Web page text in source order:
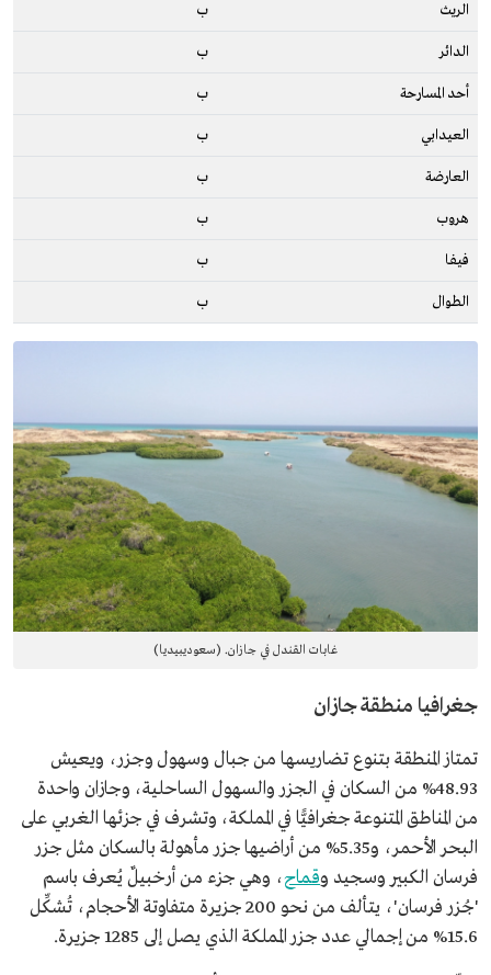
الريث ب
الدائر ب
أحد المسارحة ب
العيدابي ب
العارضة ب
هروب ب
فيفا ب
الطوال ب
غابات القندل في جازان. (سعوديبيديا)
جغرافيا منطقة جازان
تمتاز المنطقة بتنوع تضاريسها من جبال وسهول وجزر، ويعيش
48.93% من السكان في الجزر والسهول الساحلية، وجازان واحدة
من المناطق المتنوعة جغرافيًّا في المملكة، وتشرف في جزئها الغربي على
البحر الأحمر، و5.35% من أراضيها جزر مأهولة بالسكان مثل جزر
فرسان الكبير وسجيد وقماح، وهي جزء من أرخبيلٌ يُعرف باسم
'جُزر فرسان'، يتألف من نحو 200 جزيرة متفاوتة الأحجام، تُشكِّل
15.6% من إجمالي عدد جزر المملكة الذي يصل إلى 1285 جزيرة.